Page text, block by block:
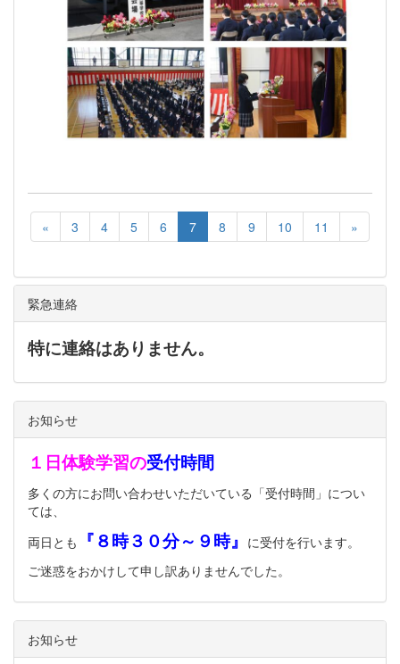
« 3 4 5 6 7 8 9 10 11 »
緊急連絡
特に連絡はありません。
お知らせ
１日体験学習の受付時間
多くの方にお問い合わせいただいている「受付時間」につい
ては、
両日とも
『８時３０分～９時』 に受付を行います。
ご迷惑をおかけして申し訳ありませんでした。
お知らせ